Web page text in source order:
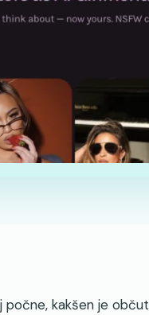
kakšen je